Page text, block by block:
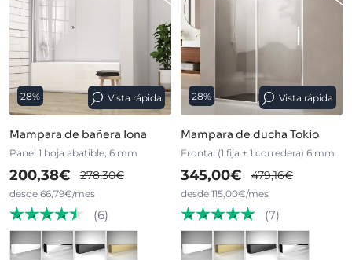
28% Vista rápida
Mampara de bañera Iona
Panel 1 hoja abatible, 6 mm
200,38€ 278,30€
desde 66,79€/mes
(6)
28% Vista rápida
Mampara de ducha Tokio
Frontal (1 fija + 1 corredera) 6 mm
345,00€ 479,16€
desde 115,00€/mes
(7)